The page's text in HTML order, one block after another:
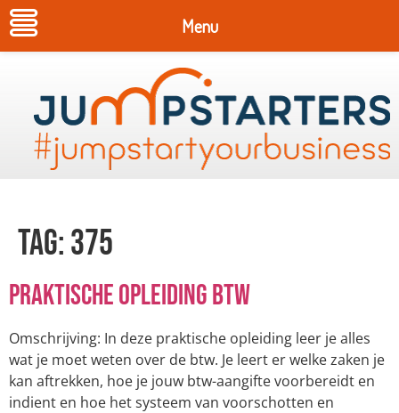
Tag:375
Praktische opleiding BTW
Omschrijving: In deze praktische opleiding leer je alles
wat je moet weten over de btw. Je leert er welke zaken je
kan aftrekken, hoe je jouw btw-aangifte voorbereidt en
indient en hoe het systeem van voorschotten en
Menu